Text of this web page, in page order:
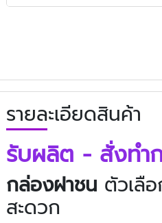
รายละเอียดสินค้า
รับผลิต - สั่งทำ
กล่องฝาชน ตัวเลื
สะดวก